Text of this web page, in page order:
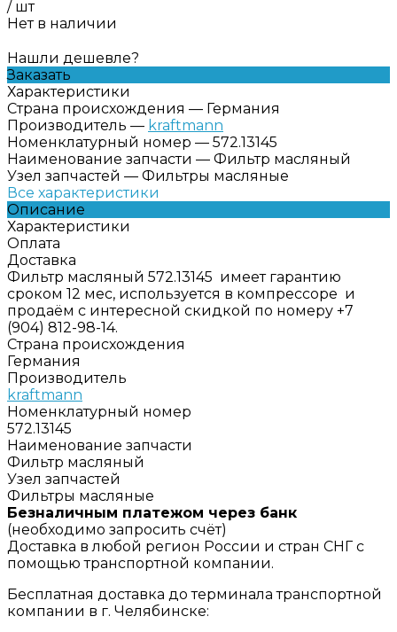
/ шт
Нет в наличии
Нашли дешевле?
Заказать
Характеристики
Страна происхождения — Германия
Производитель — kraftmann
Номенклатурный номер — 572.13145
Наименование запчасти — Фильтр масляный
Узел запчастей — Фильтры масляные
Все характеристики
Описание
Характеристики
Оплата
Доставка
Фильтр масляный 572.13145 имеет гарантию
сроком 12 мес, используется в компрессоре и
продаём с интересной скидкой по номеру +7
(904) 812-98-14.
Страна происхождения
Германия
Производитель
kraftmann
Номенклатурный номер
572.13145
Наименование запчасти
Фильтр масляный
Узел запчастей
Фильтры масляные
Безналичным платежом через банк
(необходимо запросить счёт)
Доставка в любой регион России и стран СНГ с
помощью транспортной компании.
Бесплатная доставка до терминала транспортной
компании в г. Челябинске: